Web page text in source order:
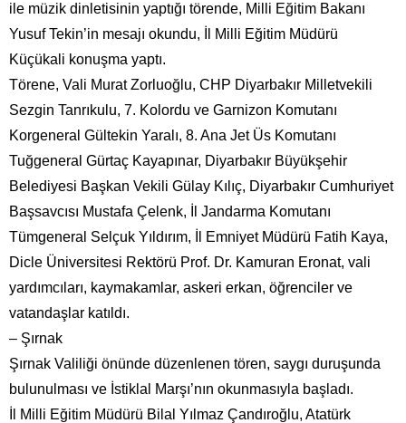
ile müzik dinletisinin yaptığı törende, Milli Eğitim Bakanı
Yusuf Tekin’in mesajı okundu, İl Milli Eğitim Müdürü
Küçükali konuşma yaptı.
Törene, Vali Murat Zorluoğlu, CHP Diyarbakır Milletvekili
Sezgin Tanrıkulu, 7. Kolordu ve Garnizon Komutanı
Korgeneral Gültekin Yaralı, 8. Ana Jet Üs Komutanı
Tuğgeneral Gürtaç Kayapınar, Diyarbakır Büyükşehir
Belediyesi Başkan Vekili Gülay Kılıç, Diyarbakır Cumhuriyet
Başsavcısı Mustafa Çelenk, İl Jandarma Komutanı
Tümgeneral Selçuk Yıldırım, İl Emniyet Müdürü Fatih Kaya,
Dicle Üniversitesi Rektörü Prof. Dr. Kamuran Eronat, vali
yardımcıları, kaymakamlar, askeri erkan, öğrenciler ve
vatandaşlar katıldı.
– Şırnak
Şırnak Valiliği önünde düzenlenen tören, saygı duruşunda
bulunulması ve İstiklal Marşı’nın okunmasıyla başladı.
İl Milli Eğitim Müdürü Bilal Yılmaz Çandıroğlu, Atatürk